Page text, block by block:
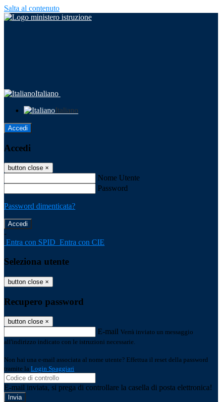
Salta al contenuto
Italiano
Italiano
Accedi
Accedi
button close ×
Nome Utente
Password
Password dimenticata?
-
Entra con SPID Entra con CIE
Seleziona utente
button close ×
Recupero password
button close ×
E-mail Verrà inviato un messaggio
all'indirizzo indicato con le istruzioni necessarie.
Non hai una e-mail associata al nome utente? Effettua il reset della password
tramite la Login Spaggiari
E-mail inviata, si prega di controllare la casella di posta elettronica!